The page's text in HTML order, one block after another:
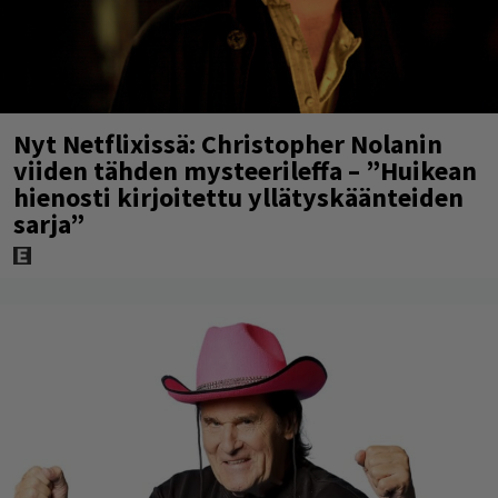
Nyt Netflixissä: Christopher Nolanin
viiden tähden mysteerileffa – ”Huikean
hienosti kirjoitettu yllätyskäänteiden
sarja”